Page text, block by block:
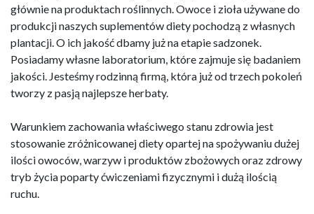
głównie na produktach roślinnych. Owoce i zioła używane do
produkcji naszych suplementów diety pochodzą z własnych
plantacji. O ich jakość dbamy już na etapie sadzonek.
Posiadamy własne laboratorium, które zajmuje się badaniem
jakości. Jesteśmy rodzinną firmą, która już od trzech pokoleń
tworzy z pasją najlepsze herbaty.
Warunkiem zachowania właściwego stanu zdrowia jest
stosowanie zróżnicowanej diety opartej na spożywaniu dużej
ilości owoców, warzyw i produktów zbożowych oraz zdrowy
tryb życia poparty ćwiczeniami fizycznymi i dużą ilością
ruchu.